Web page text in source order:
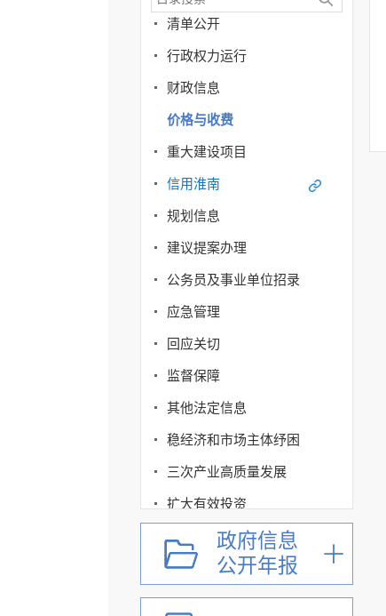
清单公开
行政权力运行
财政信息
价格与收费
重大建设项目
信用淮南
规划信息
建议提案办理
公务员及事业单位招录
应急管理
回应关切
监督保障
其他法定信息
稳经济和市场主体纾困
三次产业高质量发展
扩大有效投资
市场主体反映投资和工程
建设项目审批问题办理渠
道和回应
政府信息
公开年报